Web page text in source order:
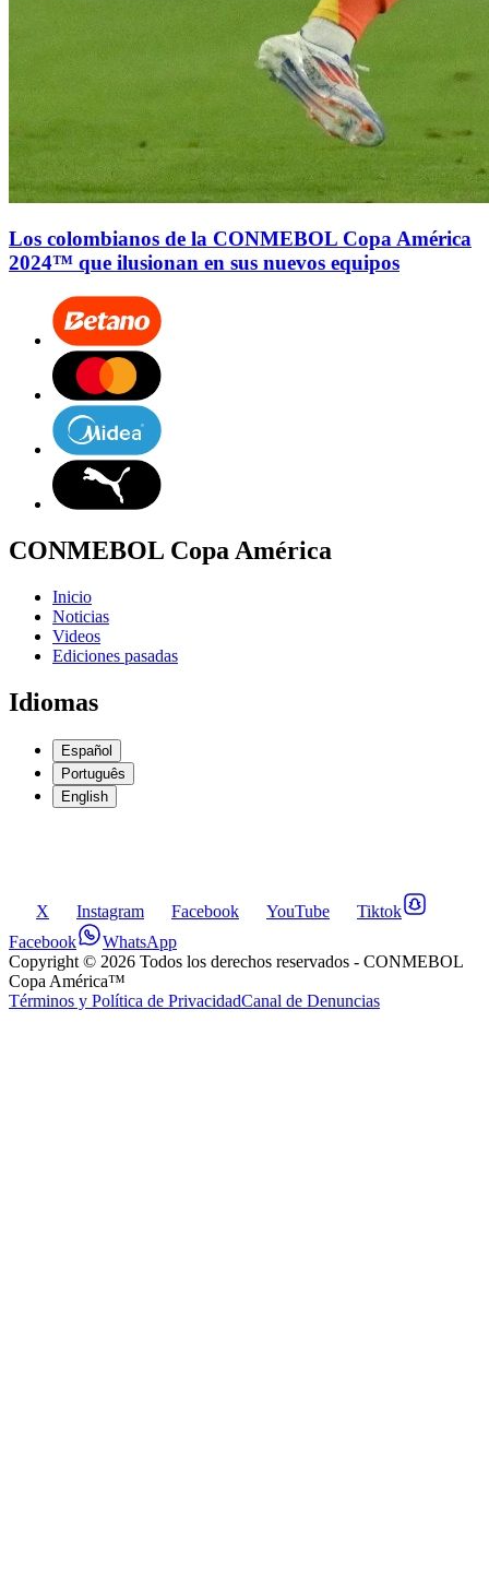
Los colombianos de la CONMEBOL Copa América
2024™ que ilusionan en sus nuevos equipos
CONMEBOL Copa América
Inicio
Noticias
Videos
Ediciones pasadas
Idiomas
Español
Português
English
X Instagram Facebook YouTube
Tiktok
Facebook
WhatsApp
Copyright © 2026 Todos los derechos reservados - CONMEBOL
Copa América™
Términos y Política de PrivacidadCanal de Denuncias